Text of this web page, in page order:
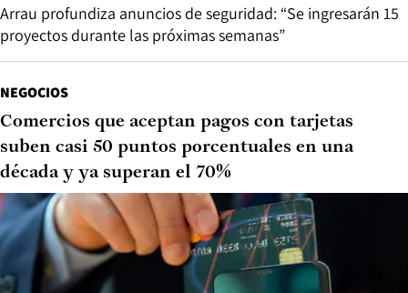
Arrau profundiza anuncios de seguridad: “Se ingresarán 15
proyectos durante las próximas semanas”
NEGOCIOS
Comercios que aceptan pagos con tarjetas
suben casi 50 puntos porcentuales en una
década y ya superan el 70%